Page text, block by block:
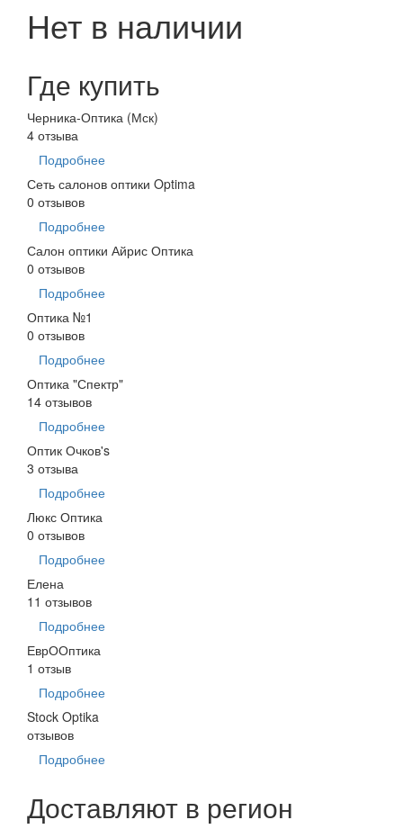
Нет в наличии
Где купить
Черника-Оптика (Мск)
4 отзыва
Подробнее
Сеть салонов оптики Optima
0 отзывов
Подробнее
Салон оптики Айрис Оптика
0 отзывов
Подробнее
Оптика №1
0 отзывов
Подробнее
Оптика "Спектр"
14 отзывов
Подробнее
Оптик Очков's
3 отзыва
Подробнее
Люкс Оптика
0 отзывов
Подробнее
Елена
11 отзывов
Подробнее
ЕврООптика
1 отзыв
Подробнее
Stock Optika
отзывов
Подробнее
Доставляют в регион